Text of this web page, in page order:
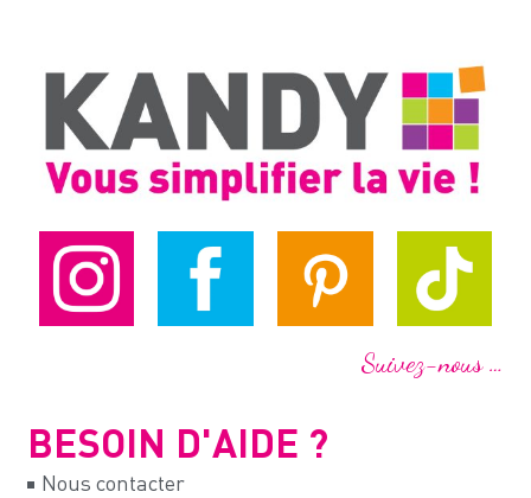
Suivez-nous …
BESOIN D'AIDE ?
Nous contacter